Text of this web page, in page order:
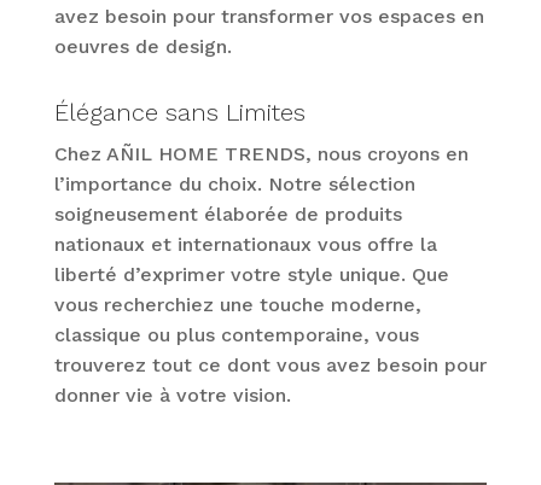
avez besoin pour transformer vos espaces en
oeuvres de design.
Élégance sans Limites
Chez AÑIL HOME TRENDS, nous croyons en
l’importance du choix. Notre sélection
soigneusement élaborée de produits
nationaux et internationaux vous offre la
liberté d’exprimer votre style unique. Que
vous recherchiez une touche moderne,
classique ou plus contemporaine, vous
trouverez tout ce dont vous avez besoin pour
donner vie à votre vision.